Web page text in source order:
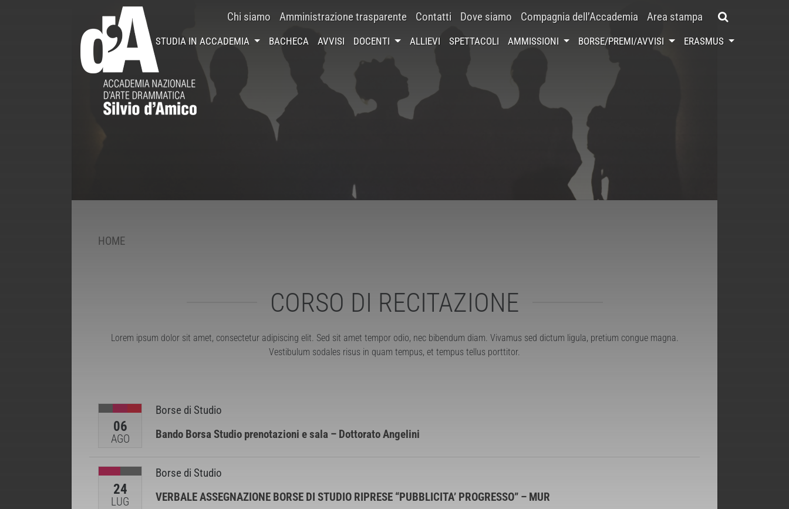
Chi siamo Amministrazione trasparente Contatti Dove siamo Compagnia dell’Accademia Area stampa
STUDIA IN ACCADEMIA BACHECA AVVISI DOCENTI ALLIEVI SPETTACOLI AMMISSIONI BORSE/PREMI/AVVISI ERASMUS
HOME
CORSO DI RECITAZIONE
Lorem ipsum dolor sit amet, consectetur adipiscing elit. Sed sit amet tempor odio, nec bibendum diam. Vivamus sed dictum ligula, pretium congue magna.
Vestibulum sodales risus in quam tempus, et tempus tellus porttitor.
06
AGO
Borse di Studio
Bando Borsa Studio prenotazioni e sala – Dottorato Angelini
24
LUG
Borse di Studio
VERBALE ASSEGNAZIONE BORSE DI STUDIO RIPRESE “PUBBLICITA’ PROGRESSO” – MUR